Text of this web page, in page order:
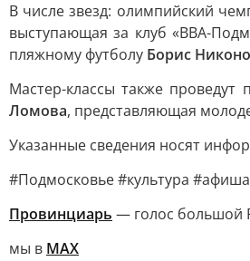
В числе звезд: олимпийский
выступающая за клуб «ВВА-
пляжному футболу Борис
Мастер-классы также
Ломова, представляющая
Указанные сведения носят
#Подмосковье #культура #афиша
Провинциарь — голос большой
мы в MAX